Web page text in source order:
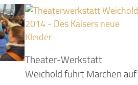
Theater-Werkstatt
Weichold führt Märchen auf